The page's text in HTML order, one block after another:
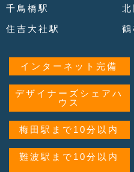
千鳥橋駅
北
住吉大社駅
鶴
インターネット完備
デザイナーズシェアハ
ウス
梅田駅まで10分以内
難波駅まで10分以内